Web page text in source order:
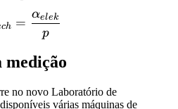
\alpha_{mech}=
h =
p
αelek
medição
no novo Laboratório de
várias máquinas de